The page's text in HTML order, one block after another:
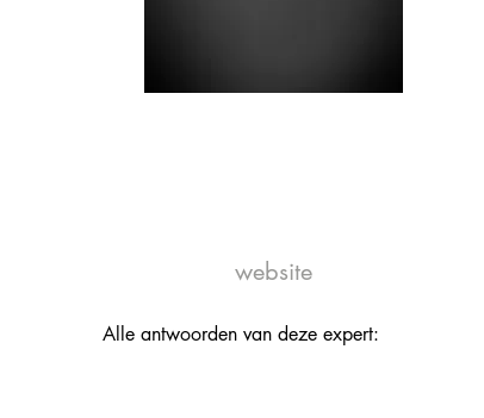
website
Alle antwoorden van deze expert: